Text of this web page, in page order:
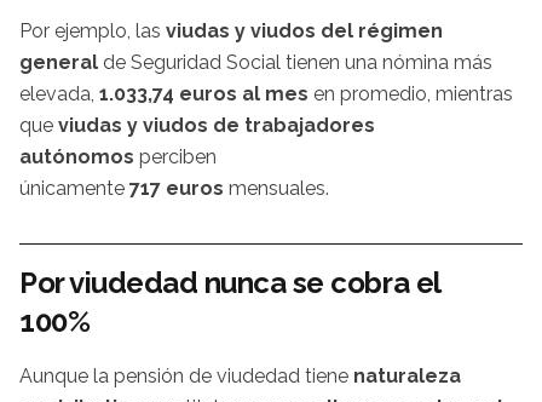
Por ejemplo, las viudas y viudos del régimen
general de Seguridad Social tienen una nómina más
elevada, 1.033,74 euros al mes en promedio, mientras
que viudas y viudos de trabajadores
autónomos perciben
únicamente 717 euros mensuales.
Por viudedad nunca se cobra el
100%
Aunque la pensión de viudedad tiene naturaleza